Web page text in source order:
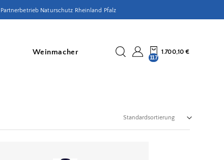
Partnerbetrieb Naturschutz Rheinland Pfalz
Weinmacher 1.700,10€